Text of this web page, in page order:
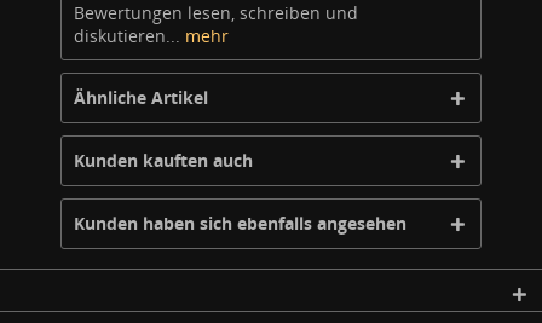
Bewertungen lesen, schreiben und
diskutieren... mehr
Ähnliche Artikel
Kunden kauften auch
Kunden haben sich ebenfalls angesehen